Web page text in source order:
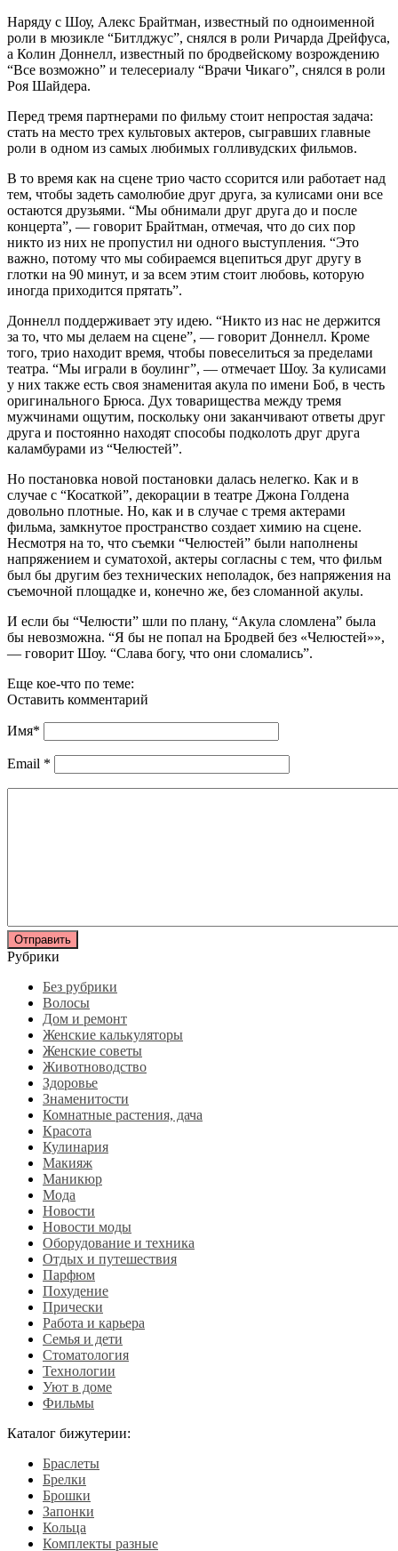
Наряду с Шоу, Алекс Брайтман, известный по одноименной
роли в мюзикле “Битлджус”, снялся в роли Ричарда Дрейфуса,
а Колин Доннелл, известный по бродвейскому возрождению
“Все возможно” и телесериалу “Врачи Чикаго”, снялся в роли
Роя Шайдера.
Перед тремя партнерами по фильму стоит непростая задача:
стать на место трех культовых актеров, сыгравших главные
роли в одном из самых любимых голливудских фильмов.
В то время как на сцене трио часто ссорится или работает над
тем, чтобы задеть самолюбие друг друга, за кулисами они все
остаются друзьями. “Мы обнимали друг друга до и после
концерта”, — говорит Брайтман, отмечая, что до сих пор
никто из них не пропустил ни одного выступления. “Это
важно, потому что мы собираемся вцепиться друг другу в
глотки на 90 минут, и за всем этим стоит любовь, которую
иногда приходится прятать”.
Доннелл поддерживает эту идею. “Никто из нас не держится
за то, что мы делаем на сцене”, — говорит Доннелл. Кроме
того, трио находит время, чтобы повеселиться за пределами
театра. “Мы играли в боулинг”, — отмечает Шоу. За кулисами
у них также есть своя знаменитая акула по имени Боб, в честь
оригинального Брюса. Дух товарищества между тремя
мужчинами ощутим, поскольку они заканчивают ответы друг
друга и постоянно находят способы подколоть друг друга
каламбурами из “Челюстей”.
Но постановка новой постановки далась нелегко. Как и в
случае с “Косаткой”, декорации в театре Джона Голдена
довольно плотные. Но, как и в случае с тремя актерами
фильма, замкнутое пространство создает химию на сцене.
Несмотря на то, что съемки “Челюстей” были наполнены
напряжением и суматохой, актеры согласны с тем, что фильм
был бы другим без технических неполадок, без напряжения на
съемочной площадке и, конечно же, без сломанной акулы.
И если бы “Челюсти” шли по плану, “Акула сломлена” была
бы невозможна. “Я бы не попал на Бродвей без «Челюстей»»,
— говорит Шоу. “Слава богу, что они сломались”.
Еще кое-что по теме:
Оставить комментарий
Имя*
Email *
Рубрики
Без рубрики
Волосы
Дом и ремонт
Женские калькуляторы
Женские советы
Животноводство
Здоровье
Знаменитости
Комнатные растения, дача
Красота
Кулинария
Макияж
Маникюр
Мода
Новости
Новости моды
Оборудование и техника
Отдых и путешествия
Парфюм
Похудение
Прически
Работа и карьера
Семья и дети
Стоматология
Технологии
Уют в доме
Фильмы
Каталог бижутерии:
Браслеты
Брелки
Брошки
Запонки
Кольца
Комплекты разные